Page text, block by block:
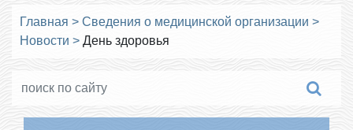
Главная > Сведения о медицинской организации >
Новости > День здоровья